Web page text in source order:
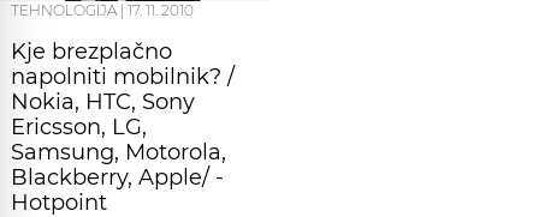
TEHNOLOGIJA 17. 11. 2010
Kje brezplačno
napolniti mobilnik? /
Nokia, HTC, Sony
Ericsson, LG,
Samsung, Motorola,
Blackberry, Apple/ -
Hotpoint